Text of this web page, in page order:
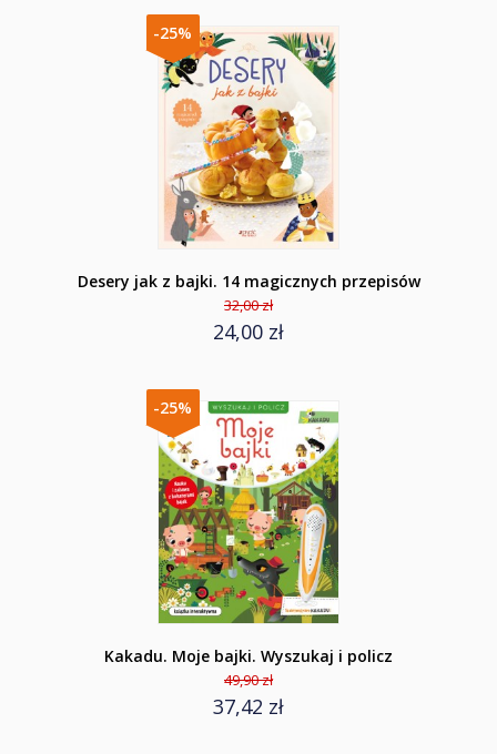
-25%
Desery jak z bajki. 14 magicznych przepisów
32,00 zł
24,00 zł
-25%
Kakadu. Moje bajki. Wyszukaj i policz
49,90 zł
37,42 zł